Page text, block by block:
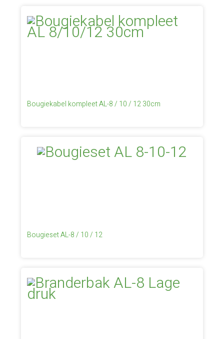
Bougiekabel kompleet AL-8 / 10 / 12 30cm
Bougieset AL-8 / 10 / 12